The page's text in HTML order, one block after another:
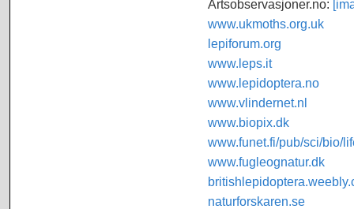
Artsobservasjoner.no:
www.ukmoths.org.uk
lepiforum.org
www.leps.it
www.lepidoptera.no
www.vlindernet.nl
www.biopix.dk
www.funet.fi/pub/sci/bio/
www.fugleognatur.dk
naturforskaren.se